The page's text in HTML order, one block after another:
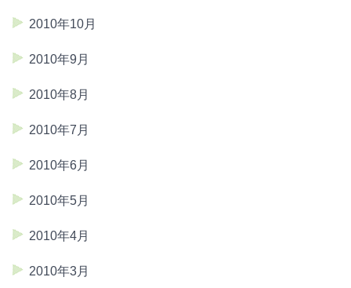
2010年10月
2010年9月
2010年8月
2010年7月
2010年6月
2010年5月
2010年4月
2010年3月